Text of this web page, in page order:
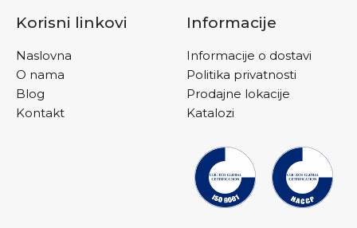
Korisni linkovi
Naslovna
O nama
Blog
Kontakt
Informacije
Informacije o dostavi
Politika privatnosti
Prodajne lokacije
Katalozi